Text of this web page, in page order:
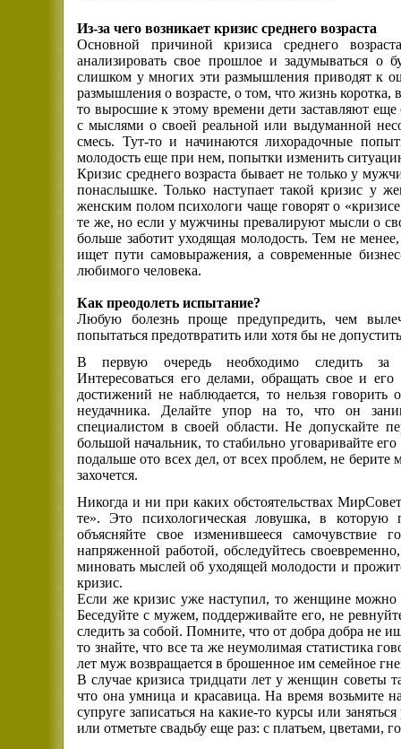
Из-за чего возникает кризис среднего возраста
Основной причиной кризиса среднего
анализировать свое прошлое и задумываться
слишком у многих эти размышления приводят к
размышления о возрасте, о том, что жизнь
то выросшие к этому времени дети заставляют
с мыслями о своей реальной или выдуманной
смесь. Тут-то и начинаются лихорадочные
молодость еще при нем, попытки изменить
Кризис среднего возраста бывает не только у
понаслышке. Только наступает такой кризис у
женским полом психологи чаще говорят о
те же, но если у мужчины превалируют мысли о
больше заботит уходящая молодость. Тем не
ищет пути самовыражения, а современные
любимого человека.
Как преодолеть испытание?
Любую болезнь проще предупредить, чем
попытаться предотвратить или хотя бы не
В первую очередь необходимо следить за
Интересоваться его делами, обращать свое и
достижений не наблюдается, то нельзя
неудачника. Делайте упор на то, что он
специалистом в своей области. Не допускайте
большой начальник, то стабильно уговаривайте
подальше ото всех дел, от всех проблем, не
захочется.
Никогда и ни при каких обстоятельствах
те». Это психологическая ловушка, в
объясняйте свое изменившееся самочувствие
напряженной работой, обследуйтесь
миновать мыслей об уходящей молодости и
кризис.
Если же кризис уже наступил, то женщине можно
Беседуйте с мужем, поддерживайте его, не
следить за собой. Помните, что от добра добра не
то знайте, что все та же неумолимая статистика
лет муж возвращается в брошенное им семейное
В случае кризиса тридцати лет у женщин советы
что она умница и красавица. На время возьмите
супруге записаться на какие-то курсы или
или отметьте свадьбу еще раз: с платьем, цветами,